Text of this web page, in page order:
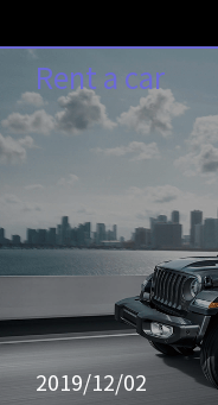
Rent a car
2019/12/02